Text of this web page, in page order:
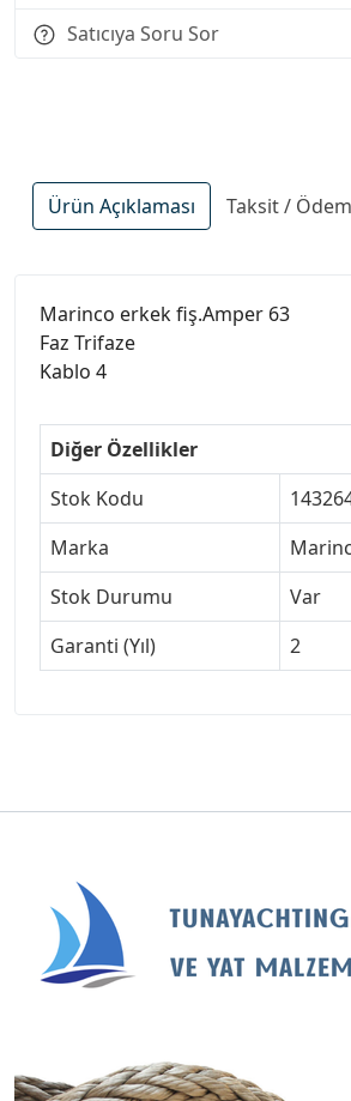
Satıcıya Soru Sor
Ürün Açıklaması Taksit /
Marinco erkek fiş.Amper 63
Faz Trifaze
Kablo 4
Diğer Özellikler
Stok Kodu
Marka
Stok Durumu
Var
Garanti (Yıl)
2